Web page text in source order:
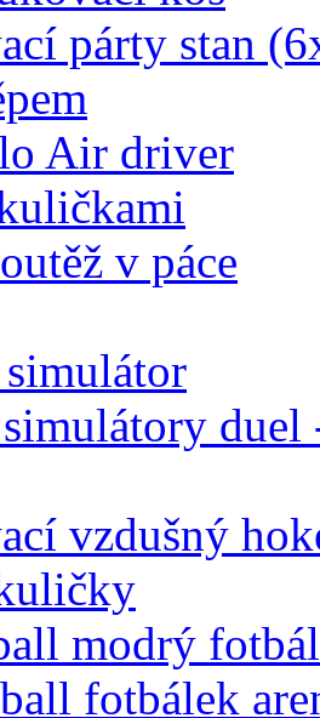
párty stan
Air driver
v páce
duel
vzdušný
modrý
fotbálek